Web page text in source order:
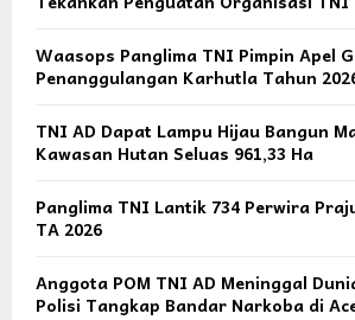
Waasops Panglima TNI Pimpin Apel
Penanggulangan Karhutla Tahun
TNI AD Dapat Lampu Hijau Bangun
Kawasan Hutan Seluas 961,33 Ha
Panglima TNI Lantik 734 Perwira
TA 2026
Anggota POM TNI AD Meninggal
Polisi Tangkap Bandar Narkoba di